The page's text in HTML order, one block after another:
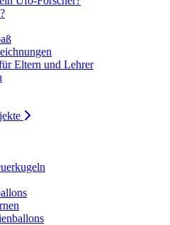
Eltern und Lehrer